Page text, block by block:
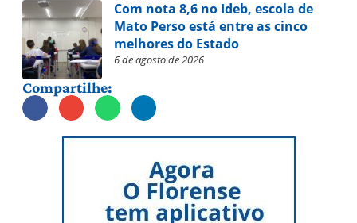
Com nota 8,6 no Ideb, escola de
Mato Perso está entre as cinco
melhores do Estado
6 de agosto de 2026
Compartilhe: